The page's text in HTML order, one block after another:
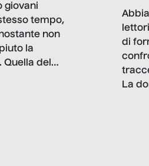
giovani
tempo,
non
la
Quella del
di
La